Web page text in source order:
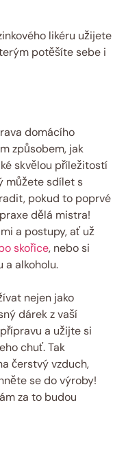
likéru užijete
potěšíte sebe i
domácího
způsobem, jak
skvělou příležitostí
můžete sdílet s
pokud to poprvé
dělá mistra!
a postupy, ať už
skořice, nebo si
a alkoholu.
nejen jako
dárek z vaší
a užijte si
chuť. Tak
čerstvý vzduch,
se do výroby!
za to budou